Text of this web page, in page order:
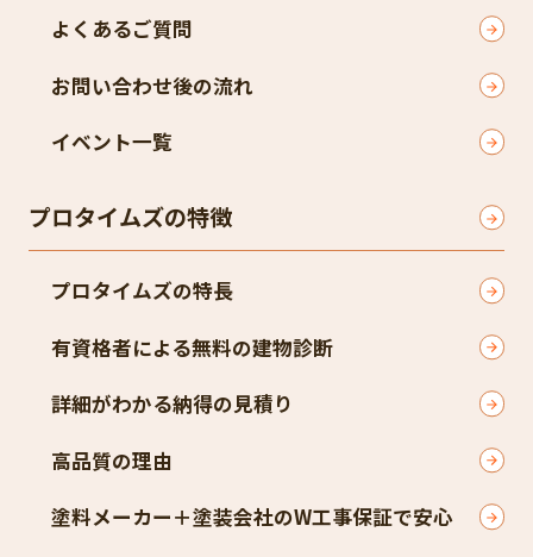
よくあるご質問
お問い合わせ後の流れ
イベント一覧
プロタイムズの特徴
プロタイムズの特長
有資格者による無料の建物診断
詳細がわかる納得の見積り
高品質の理由
塗料メーカー＋塗装会社のW工事保証で安心